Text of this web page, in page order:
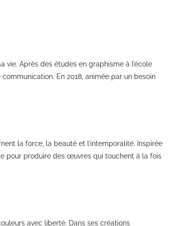
Après des études en graphisme à l’école
En 2018, animée par un besoin
la force, la beauté et l’intemporalité. Inspirée
pour produire des œuvres qui touchent à la fois
avec liberté. Dans ses créations